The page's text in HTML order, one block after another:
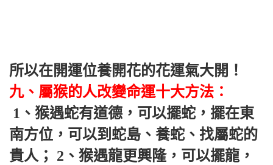
所以在開運位養開花的花運氣大開！
九、屬猴的人改變命運十大方法：
南方位，可以到蛇島、養蛇、找屬蛇的
貴人； 2、猴遇龍更興隆，可以擺龍，